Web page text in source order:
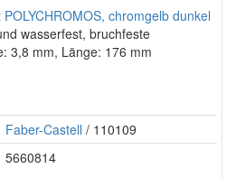
chromgelb dunkel
wasserfest, bruchfeste
3,8 mm, Länge: 176 mm
Faber-Castell / 110109
5660814